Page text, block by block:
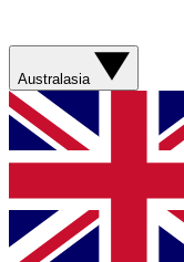
Australasia